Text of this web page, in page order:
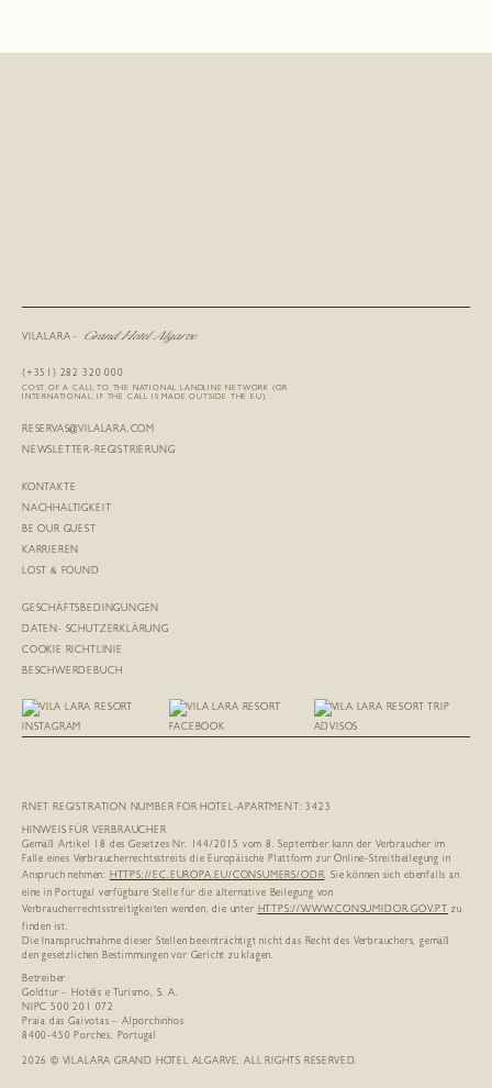
VILALARA - Grand Hotel Algarve
(+351) 282 320 000
COST OF A CALL TO THE NATIONAL LANDLINE NETWORK (OR
INTERNATIONAL, IF THE CALL IS MADE OUTSIDE THE EU).
RESERVAS@VILALARA.COM
NEWSLETTER-REGISTRIERUNG
KONTAKTE
NACHHALTIGKEIT
BE OUR GUEST
KARRIEREN
LOST & FOUND
GESCHÄFTSBEDINGUNGEN
DATEN- SCHUTZERKLÄRUNG
COOKIE RICHTLINIE
BESCHWERDEBUCH
RNET REGISTRATION NUMBER FOR HOTEL-APARTMENT: 3423
HINWEIS FÜR VERBRAUCHER
Gemäß Artikel 18 des Gesetzes Nr. 144/2015 vom 8. September kann der Verbraucher im
Falle eines Verbraucherrechtsstreits die Europäische Plattform zur Online-Streitbeilegung in
Anspruch nehmen: HTTPS://EC.EUROPA.EU/ CONSUMERS/ODR. Sie können sich ebenfalls an
eine in Portugal verfügbare Stelle für die alternative Beilegung von
Verbraucherrechtsstreitigkeiten wenden, die unter HTTPS://WWW.CONSUMIDOR.GOV.PT
zu
finden ist.
Die Inanspruchnahme dieser Stellen beeinträchtigt nicht das Recht des Verbrauchers, gemäß
den gesetzlichen Bestimmungen vor Gericht zu klagen.
Betreiber
Goldtur – Hotéis e Turismo, S. A.
NIPC 500 201 072
Praia das Gaivotas – Alporchinhos
8400-450 Porches, Portugal
2026 © VILALARA GRAND HOTEL ALGARVE. ALL RIGHTS RESERVED.